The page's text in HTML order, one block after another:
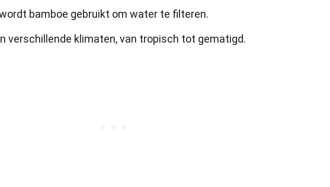
bamboe gebruikt om water te filteren.
verschillende klimaten, van tropisch tot gematigd.